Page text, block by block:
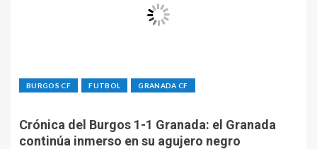
BURGOS CF FUTBOL GRANADA CF
Crónica del Burgos 1-1 Granada: el Granada
continúa inmerso en su agujero negro